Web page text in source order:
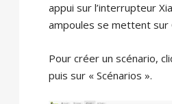
appui sur l’interrupteur
ampoules se mettent sur
Pour créer un scénario,
puis sur « Scénarios ».